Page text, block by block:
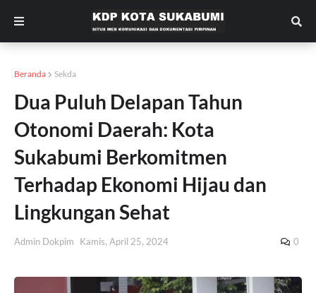
Beranda Sekda
Dua Puluh Delapan Tahun
Otonomi Daerah: Kota
Sukabumi Berkomitmen
Terhadap Ekonomi Hijau dan
Lingkungan Sehat
Admin Dokpim Kamis, April 25, 2024 0